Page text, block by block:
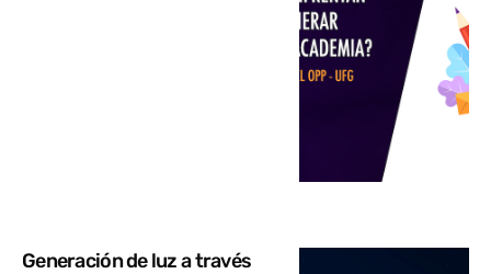
Generación de luz a través